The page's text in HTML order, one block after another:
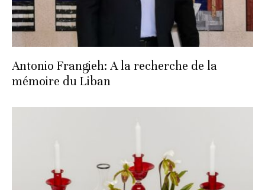
Antonio Frangieh: A la recherche de la
mémoire du Liban